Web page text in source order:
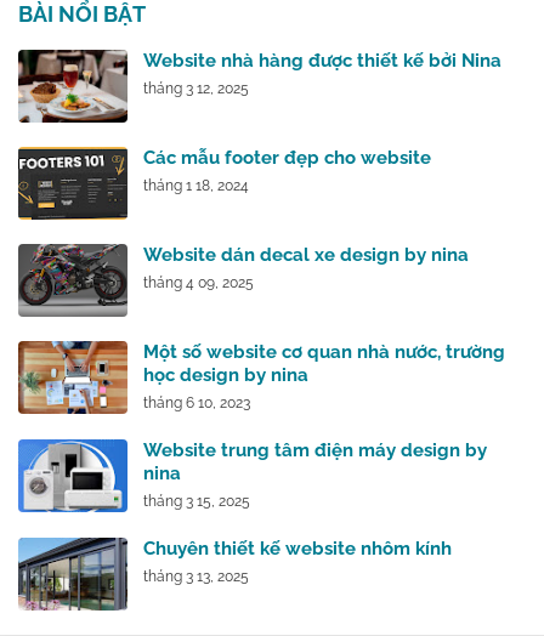
BÀI NỔI BẬT
Website nhà hàng được thiết kế bởi Nina
tháng 3 12, 2025
Các mẫu footer đẹp cho website
tháng 1 18, 2024
Website dán decal xe design by nina
tháng 4 09, 2025
Một số website cơ quan nhà nước, trường
học design by nina
tháng 6 10, 2023
Website trung tâm điện máy design by
nina
tháng 3 15, 2025
Chuyên thiết kế website nhôm kính
tháng 3 13, 2025